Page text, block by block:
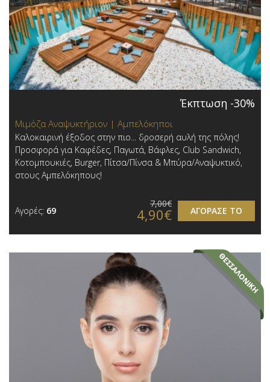
Έκπτωση -30%
Μιμόζα Αναψυκτήριον | Αμπελόκηποι
Καλοκαιρινή έξοδος στην πιο... δροσερή αυλή της πόλης!
Προσφορά για Καφέδες, Παγωτά, Βάφλες, Club Sandwich,
Κοτομπουκιές, Burger, Πίτσα/Πίνσα & Μπύρα/Αναψυκτικό ,
στους Αμπελόκηπους!
Αγορές: 69 ΑΓΟΡΑΣΕ ΤΟ
7,00€
4,90€